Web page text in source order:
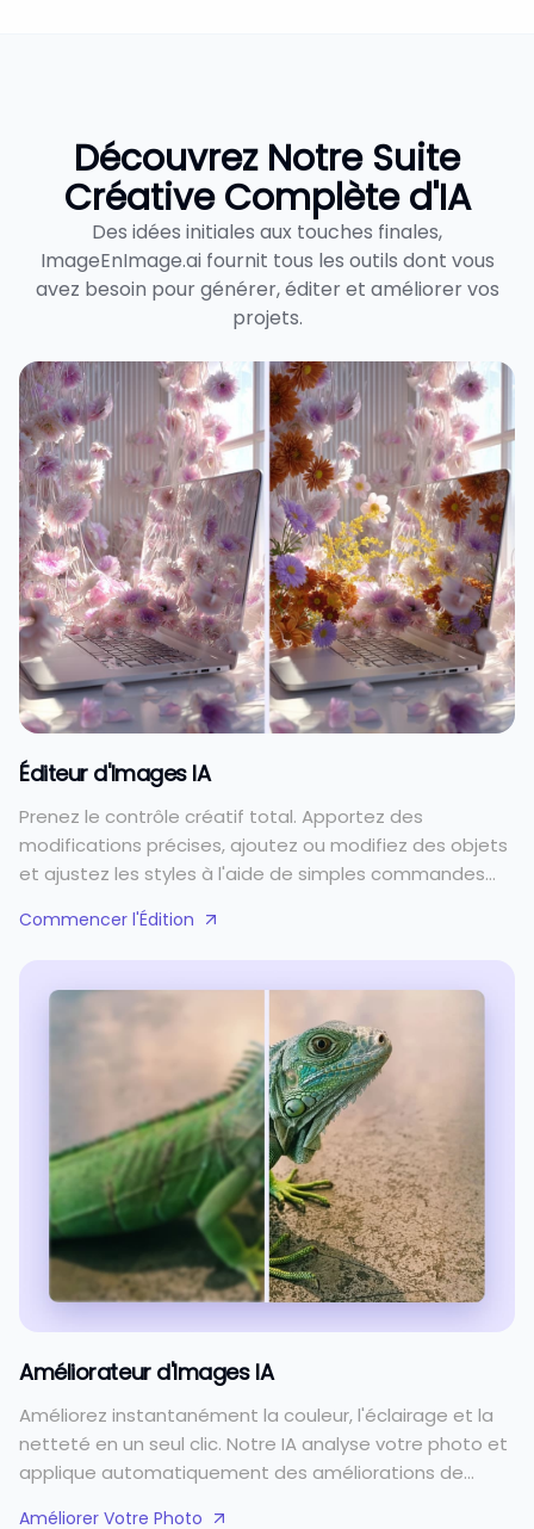
Découvrez Notre Suite
Créative Complète d'IA
Des idées initiales aux touches finales,
ImageEnImage.ai fournit tous les outils dont vous
avez besoin pour générer, éditer et améliorer vos
projets.
Éditeur d'Images IA
Prenez le contrôle créatif total. Apportez des
modifications précises, ajoutez ou modifiez des objets
et ajustez les styles à l'aide de simples commandes
simplifiée.
Commencer l'Édition
Améliorateur d'Images IA
Améliorez instantanément la couleur, l'éclairage et la
netteté en un seul clic. Notre IA analyse votre photo et
applique automatiquement des améliorations de
Améliorer Votre Photo